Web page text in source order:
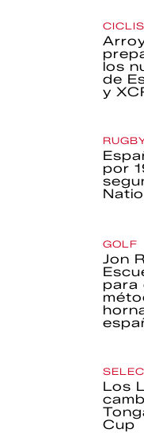
los
de
y
por
GOLF
Jon
para
Los
Cup